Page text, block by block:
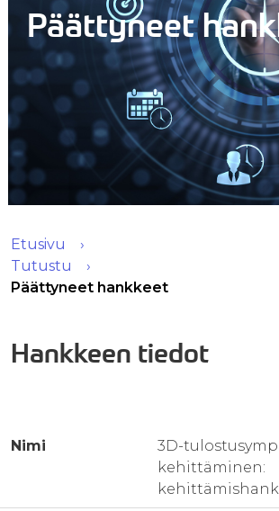
Päättyneet
Etusivu
Tutustu
Päättyneet hankkeet
Hankkeen tiedot
Nimi
3D-
kehittäminen: